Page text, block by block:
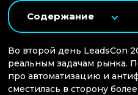
Содержание
Во второй день LeadsCon
реальным задачам рынка.
про автоматизацию и
сместилась в сторону